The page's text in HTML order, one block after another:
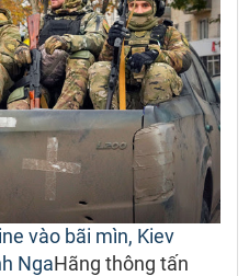
vào bãi mìn, Kiev
NgaHãng thông tấn